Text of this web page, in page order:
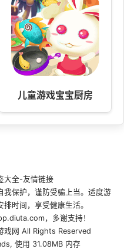
儿童游戏宝宝厨房
大全-友情链接
我保护，谨防受骗上当。适度游
时间，享受健康生活。
，多谢支持！
网 All Rights Reserved
使用 31.08MB 内存